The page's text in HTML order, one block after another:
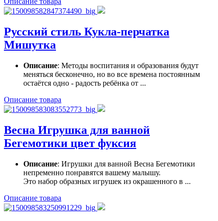
Русский стиль Кукла-перчатка
Мишутка
Описание: Методы воспитания и образования будут
меняться бесконечно, но во все времена постоянным
остаётся одно - радость ребёнка от ...
Описание товара
Весна Игрушка для ванной
Бегемотики цвет фуксия
Описание: Игрушки для ванной Весна Бегемотики
непременно понравятся вашему малышу.
Это набор образных игрушек из окрашенного в ...
Описание товара